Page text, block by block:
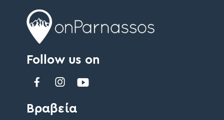
Follow us on
Βραβεία